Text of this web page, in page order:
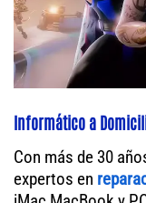
Informático a
Con más de 30
expertos en